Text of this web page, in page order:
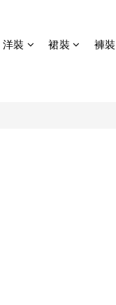
洋裝 裙裝 褲裝